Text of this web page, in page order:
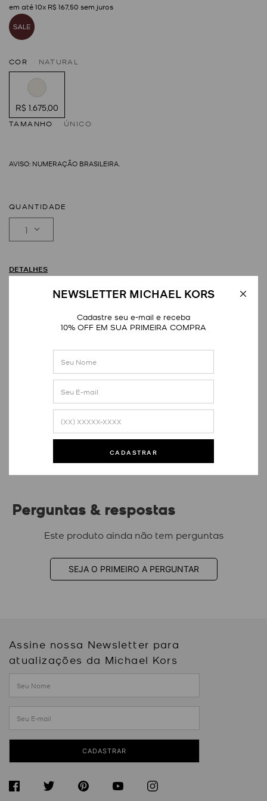
NEWSLETTER MICHAEL KORS
Cadastre seu e-mail e receba
10% OFF EM SUA PRIMEIRA COMPRA
CADASTRAR
em até10x R$ 167,50 sem juros
COR NATURAL
R$ 1.675,00
TAMANHO ÚNICO
QUANTIDADE
1
DETALHES
Avaliações
Este produto ainda não tem avaliações
SEJA O PRIMEIRO A AVALIAR
Perguntas & respostas
Este produto ainda não tem perguntas
SEJA O PRIMEIRO A PERGUNTAR
Assine nossa Newsletter para
atualizações da Michael Kors
CADASTRAR